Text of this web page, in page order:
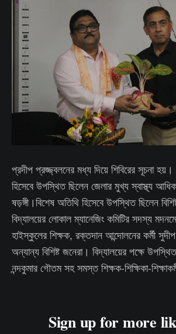
প্রদীপ প্রজ্জ্বলনের মধ্য দিয়ে শিবিরের সূচনা হয়।
হিসেবে উপস্থিত ছিলেন জেলার মুখ্য স্বাস্থ্য
ষড়ঙ্গী।বিশেষ অতিথি হিসেবে উপস্থিত ছিলেন
বিদ্যালয়ের লোকাল ম্যানেজিং কমিটির সদস্য
হাইস্কুলের শিক্ষক, রক্তদান আন্দোলনের কর্মী
অন্যান্য বিশিষ্ট জনেরা। বিদ্যালয়ের পক্ষে
নন্দকুমার গৌতম সহ সমস্ত শিক্ষক-শিক্ষিকা-
Sign up for more